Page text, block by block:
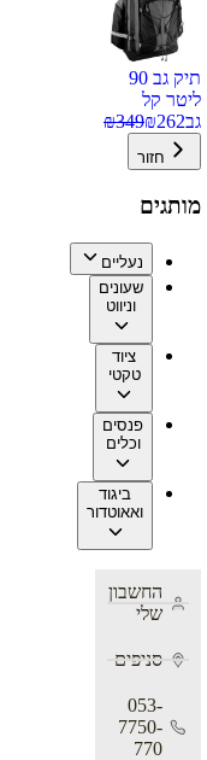
תיק גב 90
ליטר קל
גב
₪262
₪349
חזור
מותגים
נעליים
שעונים
וניווט
ציוד
טקטי
פנסים
וכלים
ביגוד
ואאוטדור
החשבון
שלי
סניפים
053-
7750-
770